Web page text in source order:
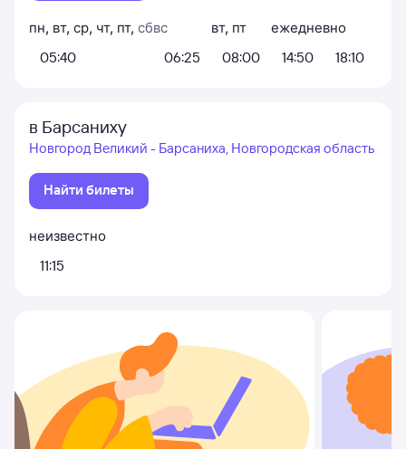
пн, вт, ср, чт, пт, сб
05:40
вс
06:25
вт, пт
08:00
ежедневно
14:50
18:10
в Барсаниху
Новгород Великий - Барсаниха, Новгородская область
Найти билеты
неизвестно
11:15